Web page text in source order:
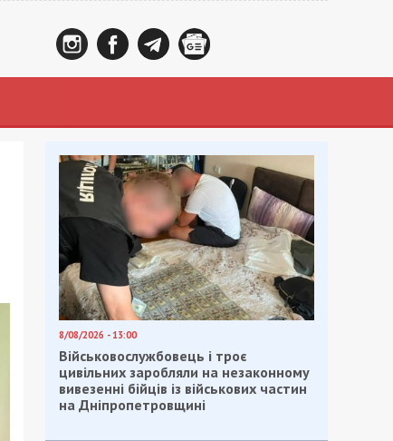
8/08/2026 - 13:00
Військовослужбовець і троє
цивільних заробляли на незаконному
вивезенні бійців із військових частин
на Дніпропетровщині